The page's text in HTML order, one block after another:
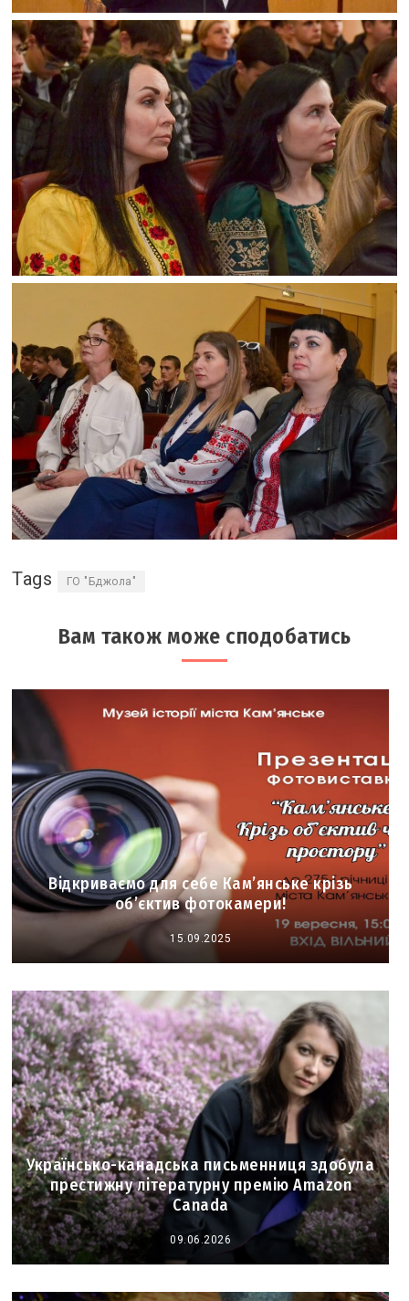
Tags ГО "Бджола"
Вам також може сподобатись
Відкриваємо для себе Кам’янське крізь
об’єктив фотокамери!
15.09.2025
Українсько-канадська письменниця здобула
престижну літературну премію Amazon
Canada
09.06.2026